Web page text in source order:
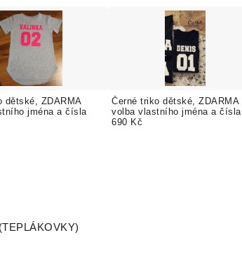
dětské, ZDARMA
jména a čísla
Černé triko dětské, ZDARMA
volba vlastního jména a čísla
690 Kč